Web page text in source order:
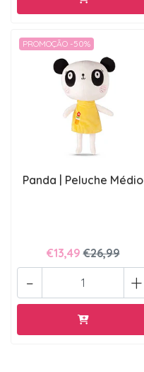
PROMOÇÃO -50%
Panda | Peluche Médio
€13,49 €26,99
+
-